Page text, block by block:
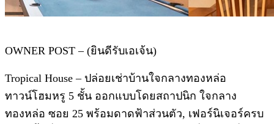
OWNER POST – (ยินดีรับเอเจ้น)
Tropical House – ปล่อยเช่าบ้านใจกลางทองหล่อ
ทาวน์โฮมหรู 5 ชั้น ออกแบบโดยสถาปนิก ใจกลาง
ทองหล่อ ซอย 25 พร้อมดาดฟ้าส่วนตัว, เฟอร์นิเจอร์ครบ